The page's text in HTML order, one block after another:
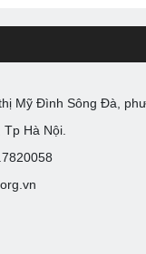
Mỹ Đình Sông Đà,
Hà Nội.